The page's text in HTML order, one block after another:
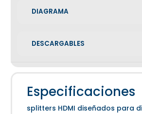
DIAGRAMA
DESCARGABLES
Especificaciones
splitters HDMI diseñados para